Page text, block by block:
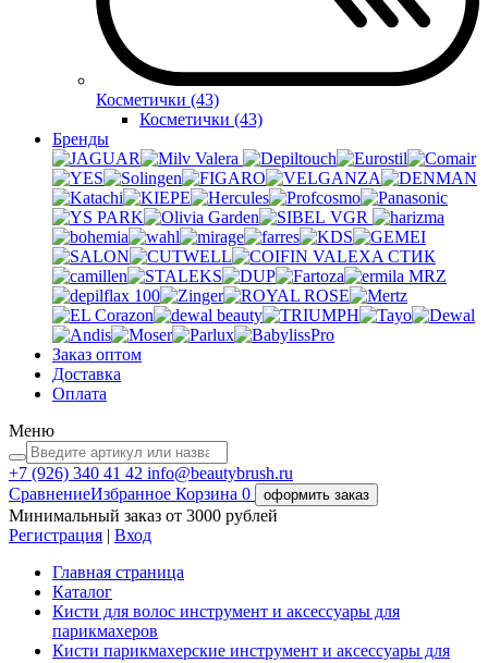
Косметички (43)
Косметички (43)
Бренды
Valera
VGR
VALEXA СТИК
MRZ
Заказ оптом
Доставка
Оплата
Меню
+7 (926) 340 41 42 info@beautybrush.ru
СравнениеИзбранное Корзина 0 оформить заказ
Минимальный заказ от 3000 рублей
Регистрация | Вход
Главная страница
Каталог
Кисти для волос инструмент и аксессуары для
парикмахеров
Кисти парикмахерские инструмент и аксессуары для